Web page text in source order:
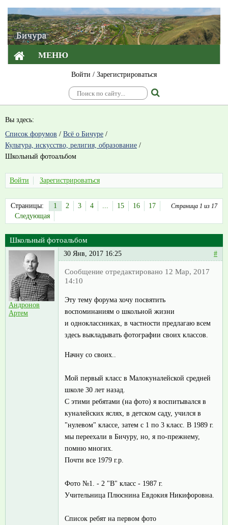
МЕНЮ
Войти / Зарегистрироваться
Вы здесь:
Список форумов / Всё о Бичуре /
Культура, искусство, религия, образование /
Школьный фотоальбом
Войти Зарегистрироваться
Страница 1 из 17
Страницы: 1 2 3 4 ... 15 16
17
Следующая
Школьный фотоальбом
Андронов
Артем
30 Янв, 2017 16:25 #
Сообщение отредактировано 12 Мар, 2017
14:10
Эту тему форума хочу посвятить
воспоминаниям о школьной жизни
и одноклассниках, в частности предлагаю всем
здесь выкладывать фотографии своих классов.
Начну со своих..
Мой первый класс в Малокуналейской средней
школе 30 лет назад.
С этими ребятами (на фото) я воспитывался в
куналейских яслях, в детском саду, учился в
"нулевом" классе, затем с 1 по 3 класс. В 1989 г.
мы переехали в Бичуру, но, я по-прежнему,
помню многих.
Почти все 1979 г.р.
Фото №1. - 2 "В" класс - 1987 г.
Учительница Плюснина Евдокия Никифоровна.
Список ребят на первом фото